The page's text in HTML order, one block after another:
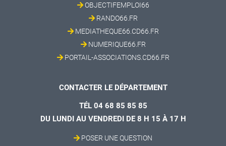
OBJECTIFEMPLOI66
RANDO66.FR
MEDIATHEQUE66.CD66.FR
NUMERIQUE66.FR
PORTAIL-ASSOCIATIONS.CD66.FR
CONTACTER LE DÉPARTEMENT
TÉL 04 68 85 85 85
DU LUNDI AU VENDREDI DE 8 H 15 À 17 H
POSER UNE QUESTION